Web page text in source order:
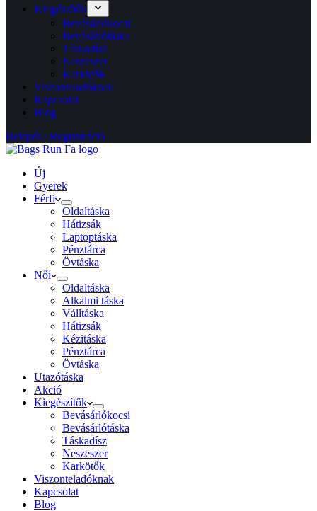
Kiegészítők
Bevásárlókocsi
Bevásárlótáska
Táskadísz
Neszeszer
Karkötők
Viszonteladóknak
Kapcsolat
Blog
Belépés / Regisztráció
Új
Gyerek
Férfi
Oldaltáska
Hátizsák
Laptoptáska
Pénztárca
Övtáska
Női
Oldaltáska
Alkalmi táska
Válltáska
Hátizsák
Kézitáska
Pénztárca
Övtáska
Utazótáska
Akció
Kiegészítők
Bevásárlókocsi
Bevásárlótáska
Táskadísz
Neszeszer
Karkötők
Viszonteladóknak
Kapcsolat
Blog